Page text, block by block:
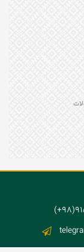
باقی بماند و